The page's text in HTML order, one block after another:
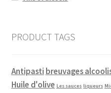
PRODUCT TAGS
Antipasti breuvages
Huile d'olive Les sauces liqueurs